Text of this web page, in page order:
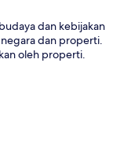
dan kebijakan
dan properti.
oleh properti.